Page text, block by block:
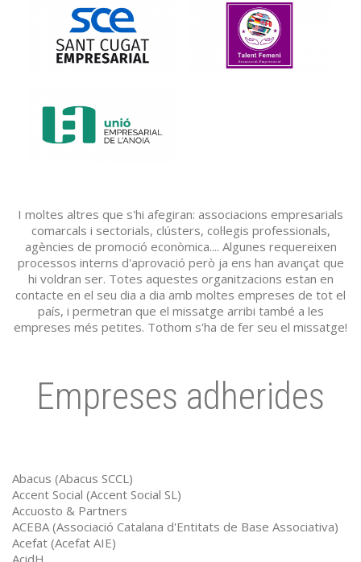
I moltes altres que s'hi afegiran: associacions empresarials
comarcals i sectorials, clústers, col·legis professionals,
agències de promoció econòmica.... Algunes requereixen
processos interns d'aprovació però ja ens han avançat que
hi voldran ser. Totes aquestes organitzacions estan en
contacte en el seu dia a dia amb moltes empreses de tot el
país, i permetran que el missatge arribi també a les
empreses més petites. Tothom s'ha de fer seu el missatge!
Empreses adherides
Abacus (Abacus SCCL)
Accent Social (Accent Social SL)
Accuosto & Partners
ACEBA (Associació Catalana d'Entitats de Base Associativa)
Acefat (Acefat AIE)